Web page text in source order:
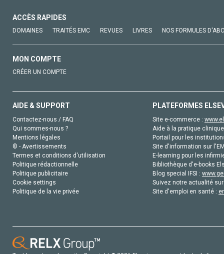
ACCÈS RAPIDES
DOMAINES TRAITÉS EMC REVUES LIVRES NOS FORMULES
MON COMPTE
CRÉER UN COMPTE
AIDE & SUPPORT
Contactez-nous / FAQ
Qui sommes-nous ?
Mentions légales
© - Avertissements
Termes et conditions d'utilisation
Politique rédactionnelle
Politique publicitaire
Cookie settings
Politique de la vie privée
PLATEFORMES
Site e-commerce :
Aide à la pratique
Portail pour les
Site d'information sur
E-learning pour les
Bibliothèque d'e-books
Blog special IFSI :
Suivez notre actualité
Site d'emploi en santé :